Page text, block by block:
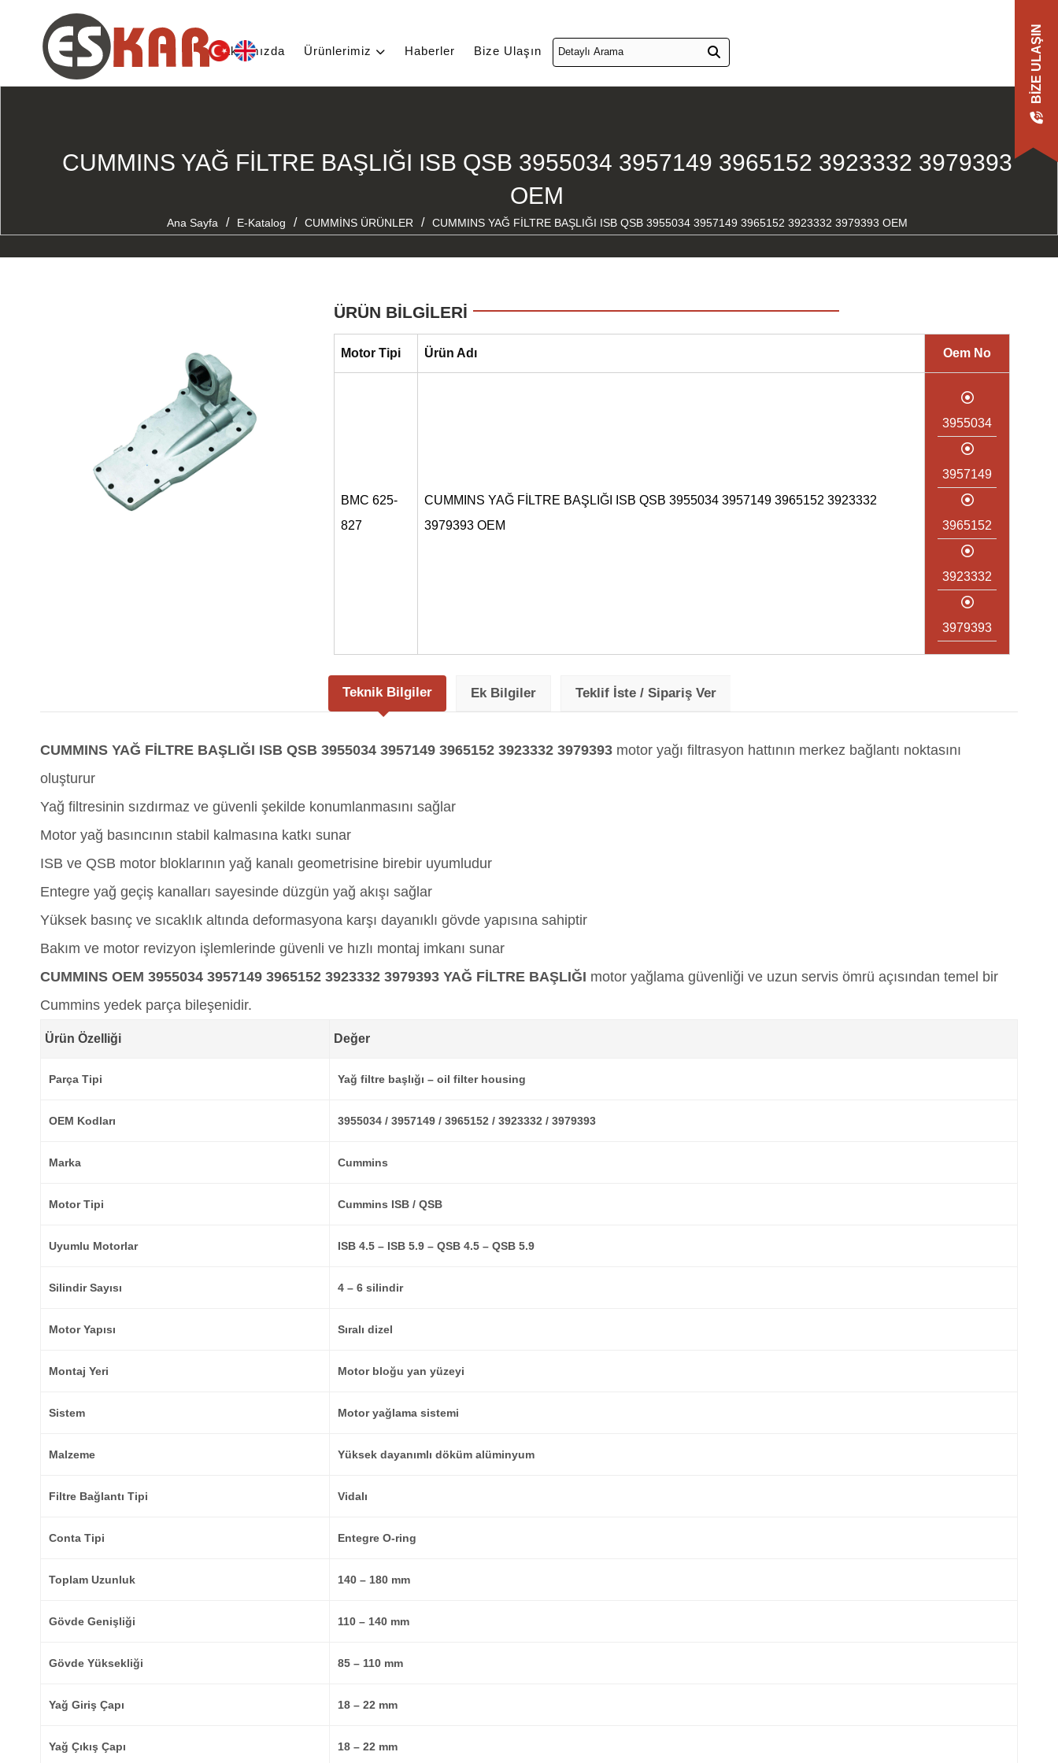
Hakkımızda Ürünlerimiz Haberler Bize Ulaşın BIZE ULAŞIN
CUMMINS YAĞ FİLTRE BAŞLIĞI ISB QSB 3955034 3957149 3965152 3923332 3979393
OEM
Ana Sayfa / E-Katalog / CUMMİNS ÜRÜNLER / CUMMINS YAĞ FİLTRE BAŞLIĞI ISB QSB 3955034 3957149 3965152 3923332 3979393 OEM
ÜRÜN BİLGİLERİ
Motor Tipi Ürün Adı Oem No
BMC 625-
827
CUMMINS YAĞ FİLTRE BAŞLIĞI ISB QSB 3955034 3957149 3965152 3923332
3979393 OEM
3955034
3957149
3965152
3923332
3979393
Teknik Bilgiler Ek Bilgiler Teklif İste / Sipariş Ver
CUMMINS YAĞ FİLTRE BAŞLIĞI ISB QSB 3955034 3957149 3965152 3923332 3979393 motor yağı filtrasyon hattının merkez bağlantı noktasını
oluşturur
Yağ filtresinin sızdırmaz ve güvenli şekilde konumlanmasını sağlar
Motor yağ basıncının stabil kalmasına katkı sunar
ISB ve QSB motor bloklarının yağ kanalı geometrisine birebir uyumludur
Entegre yağ geçiş kanalları sayesinde düzgün yağ akışı sağlar
Yüksek basınç ve sıcaklık altında deformasyona karşı dayanıklı gövde yapısına sahiptir
Bakım ve motor revizyon işlemlerinde güvenli ve hızlı montaj imkanı sunar
CUMMINS OEM 3955034 3957149 3965152 3923332 3979393 YAĞ FİLTRE BAŞLIĞI motor yağlama güvenliği ve uzun servis ömrü açısından temel bir
Cummins yedek parça bileşenidir.
Ürün Özelliği Değer
Parça Tipi Yağ filtre başlığı – oil filter housing
OEM Kodları 3955034 / 3957149 / 3965152 / 3923332 / 3979393
Marka Cummins
Motor Tipi Cummins ISB / QSB
Uyumlu Motorlar ISB 4.5 – ISB 5.9 – QSB 4.5 – QSB 5.9
Silindir Sayısı 4 – 6 silindir
Motor Yapısı Sıralı dizel
Montaj Yeri Motor bloğu yan yüzeyi
Sistem Motor yağlama sistemi
Malzeme Yüksek dayanımlı döküm alüminyum
Filtre Bağlantı Tipi Vidalı
Conta Tipi Entegre O-ring
Toplam Uzunluk 140 – 180 mm
Gövde Genişliği 110 – 140 mm
Gövde Yüksekliği 85 – 110 mm
Yağ Giriş Çapı 18 – 22 mm
Yağ Çıkış Çapı 18 – 22 mm